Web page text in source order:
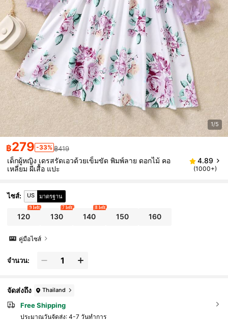
1/5
฿279 -33% ฿419
เด็กผู้หญิง เดรสรัดเอวด้วยเข็มขัด พิมพ์ลาย ดอกไม้ คอ
เหลี่ยม ผีเสื้อ แปะ
4.89
(1000+)
ไซส์: US มาตรฐาน
120
9 left
130
7 left
140
8 left
150 160
คู่มือไซส์
จำนวน:
จัดส่งถึง Thailand
Free Shipping
ประมาณวันจัดส่ง: 4-7 วันทำการ